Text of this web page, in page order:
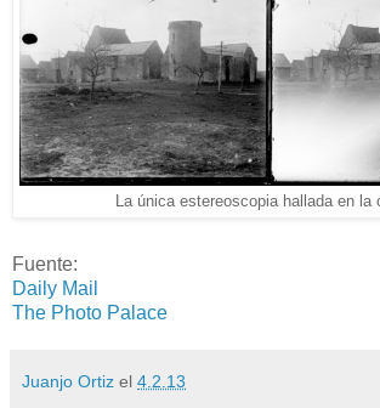
La única estereoscopia hallada en la
Fuente:
Daily Mail
The Photo Palace
Juanjo Ortiz el 4.2.13